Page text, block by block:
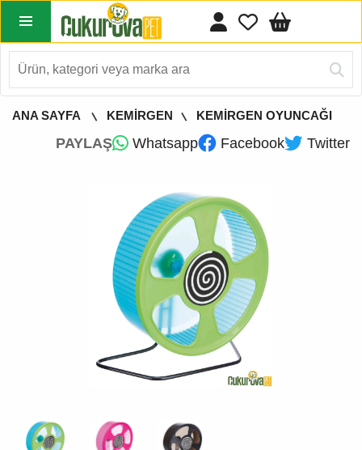
ANA SAYFA KEMİRGEN KEMİRGEN OYUNCAĞI
PAYLAŞ Whatsapp Facebook Twitter